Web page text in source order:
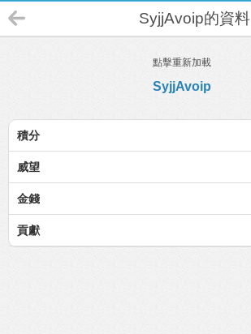
SyjjAvoip的資料
點擊重新加載
SyjjAvoip
積分
威望
金錢
貢獻